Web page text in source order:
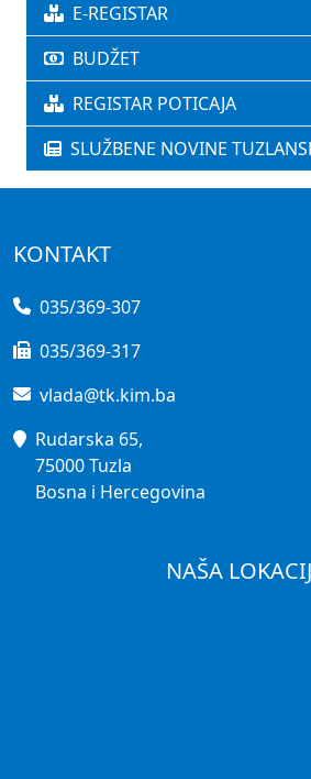
E-REGISTAR
BUDŽET
REGISTAR POTICAJA
SLUŽBENE NOVINE
KONTAKT
035/369-307
035/369-317
vlada@tk.kim.ba
Rudarska 65,
75000 Tuzla
Bosna i Hercegovina
NAŠA